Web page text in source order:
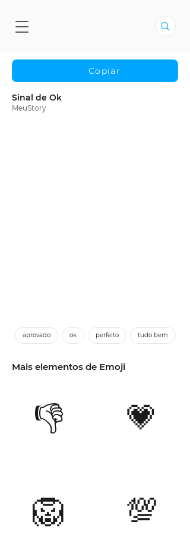
Copiar
Sinal de Ok
MeuStory
aprovado ok perfeito tudo bem
Mais elementos de Emoji
👎
🦁
💗
💯